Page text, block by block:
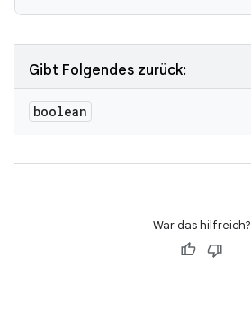
Gibt Folgendes zurück:
boolean
War das hilfreich?